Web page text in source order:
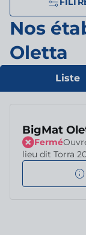
Nos
Oletta
Liste
BigMat
Fermé
lieu dit Torra